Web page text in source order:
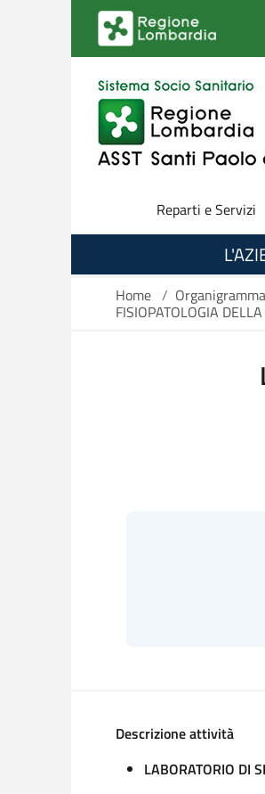
Salta al contenuto principale
Reparti e Servizi
Home / Organigramma
FISIOPATOLOGIA
Descrizione attività
LABORATORIO DI